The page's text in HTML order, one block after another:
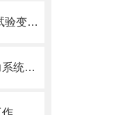
上海干式试验变压器|上海干式试验变压器厂家讲述干变用途
多功能变比测试仪如何革新电力系统安全？
作